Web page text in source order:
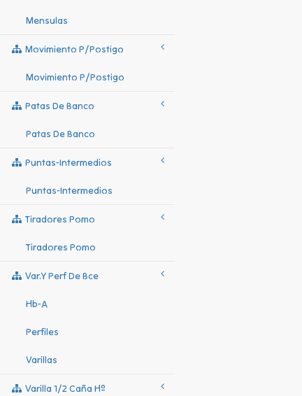
Mensulas
Movimiento P/postigo
Movimiento P/postigo
Patas De Banco
Patas De Banco
Puntas-Intermedios
Puntas-Intermedios
Tiradores Pomo
Tiradores Pomo
Var.y Perf De Bce
Hb-A
Perfiles
Varillas
Varilla 1/2 Caña Hº